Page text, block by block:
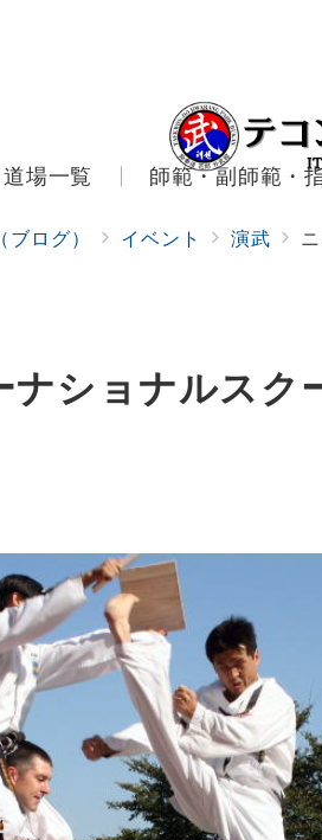
道場一覧 師範・副師範・
ログ） イベント 演武
ナショナルス